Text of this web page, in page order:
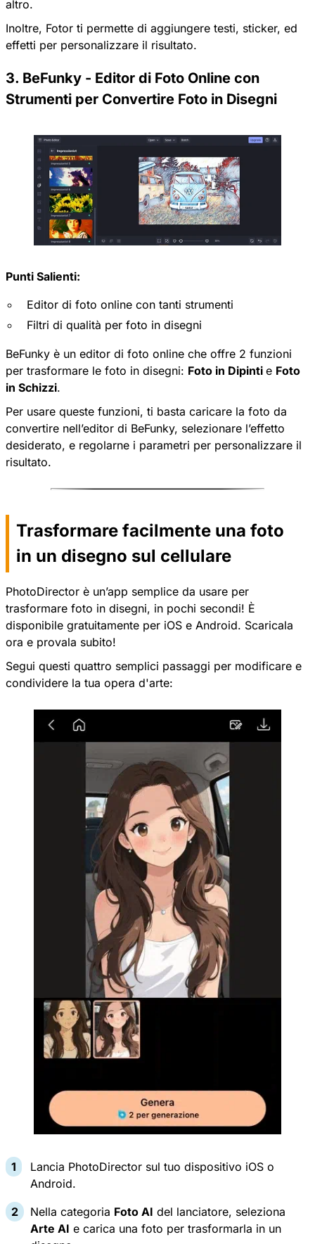
altro.
Inoltre, Fotor ti permette di aggiungere testi, sticker, ed
effetti per personalizzare il risultato.
3. BeFunky - Editor di Foto Online con
Strumenti per Convertire Foto in Disegni
Punti Salienti:
Editor di foto online con tanti strumenti
Filtri di qualità per foto in disegni
BeFunky è un editor di foto online che offre 2 funzioni
per trasformare le foto in disegni: Foto in Dipinti e Foto
in Schizzi.
Per usare queste funzioni, ti basta caricare la foto da
convertire nell’editor di BeFunky, selezionare l’effetto
desiderato, e regolarne i parametri per personalizzare il
risultato.
Trasformare facilmente una foto
in un disegno sul cellulare
PhotoDirector è un’app semplice da usare per
trasformare foto in disegni, in pochi secondi! È
disponibile gratuitamente per iOS e Android. Scaricala
ora e provala subito!
Segui questi quattro semplici passaggi per modificare e
condividere la tua opera d'arte:
Lancia PhotoDirector sul tuo dispositivo iOS o
Android.
Nella categoria Foto AI del lanciatore, seleziona
Arte AI e carica una foto per trasformarla in un